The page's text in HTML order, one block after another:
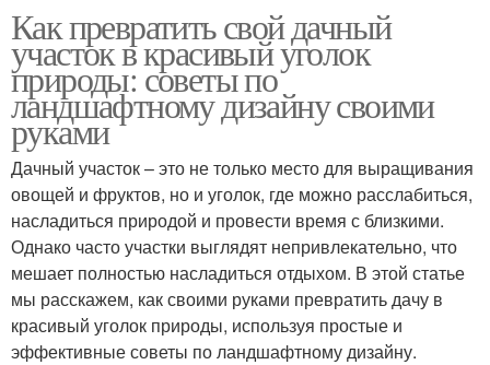
Как превратить свой дачный
участок в красивый уголок
природы: советы по
ландшафтному дизайну своими
руками
Дачный участок – это не только место для выращивания
овощей и фруктов, но и уголок, где можно расслабиться,
насладиться природой и провести время с близкими.
Однако часто участки выглядят непривлекательно, что
мешает полностью насладиться отдыхом. В этой статье
мы расскажем, как своими руками превратить дачу в
красивый уголок природы, используя простые и
эффективные советы по ландшафтному дизайну.